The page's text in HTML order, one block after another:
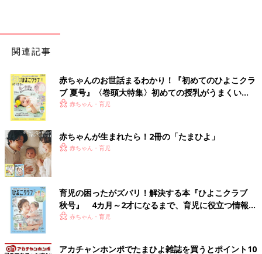
関連記事
赤ちゃんのお世話まるわかり！『初めてのひよこクラ
ブ 夏号』〈巻頭大特集〉初めての授乳がうまくい
く！ おっぱい・ミルクの基本と夏のトラブル 解決テ
赤ちゃん・育児
赤ちゃんが生まれたら！2冊の「たまひよ」
赤ちゃん・育児
育児の困ったがズバリ！解決する本『ひよこクラブ
秋号』 4カ月～2才になるまで、育児に役立つ情報が
いっぱい！
赤ちゃん・育児
アカチャンホンポでたまひよ雑誌を買うとポイント10